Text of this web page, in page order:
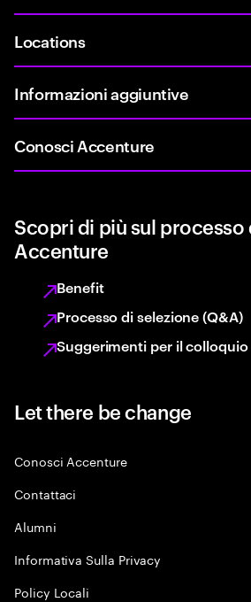
Locations
Informazioni aggiuntive
Conosci Accenture
Scopri di più sul processo
Accenture
Benefit
Processo di selezione (Q&A)
Suggerimenti per il colloquio
Let there be change
Conosci Accenture
Contattaci
Alumni
Informativa Sulla Privacy
Policy Locali